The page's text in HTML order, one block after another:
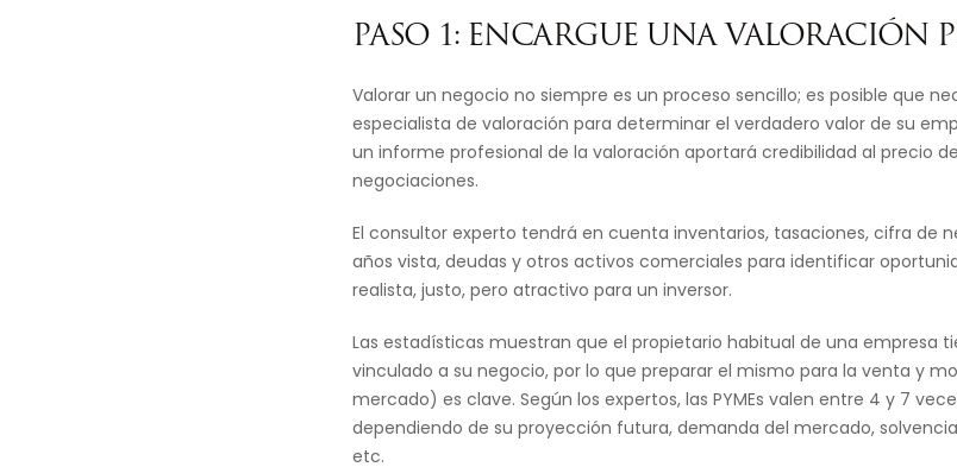
PASO 1: ENCARGUE UNA VALORACIÓN
Valorar un negocio no siempre es un proceso sencillo; es posible que
especialista de valoración para determinar el verdadero valor de su
un informe profesional de la valoración aportará credibilidad al precio
negociaciones.
El consultor experto tendrá en cuenta inventarios, tasaciones, cifra de
años vista, deudas y otros activos comerciales para identificar
realista, justo, pero atractivo para un inversor.
Las estadísticas muestran que el propietario habitual de una empresa
vinculado a su negocio, por lo que preparar el mismo para la venta y
mercado) es clave. Según los expertos, las PYMEs valen entre 4 y 7
dependiendo de su proyección futura, demanda del mercado,
etc.